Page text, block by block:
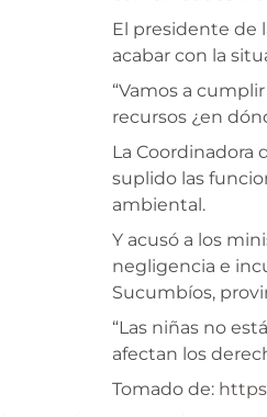
El presidente de
acabar con la
“Vamos a
recursos ¿en
La Coordinadora
suplido las
ambiental.
Y acusó a los
negligencia e
Sucumbíos,
“Las niñas no
afectan los
Tomado de: